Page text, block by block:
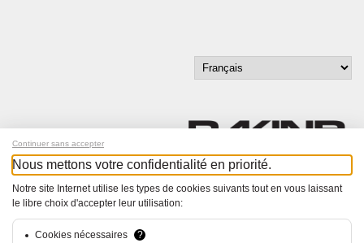
© Bucher+Walt 2011-2026
Tous droits réservés - Informations non contractuelles
Continuer sans accepter
Nous mettons votre confidentialité en priorité.
Notre site Internet utilise les types de cookies suivants tout en vous laissant
le libre choix d'accepter leur utilisation:
Cookies nécessaires ?